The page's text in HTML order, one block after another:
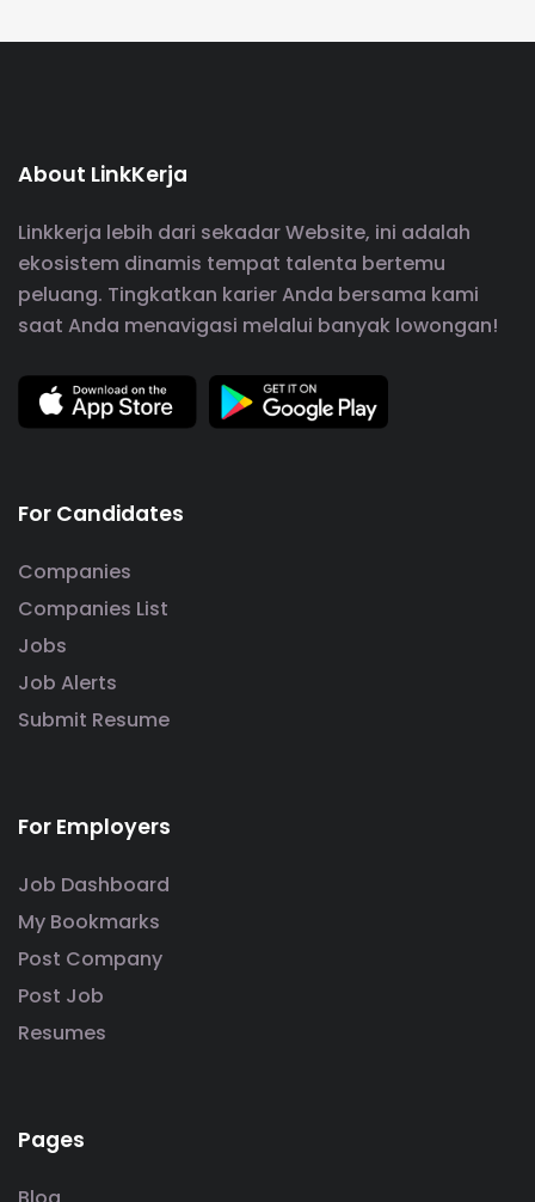
About LinkKerja
Linkkerja lebih dari sekadar Website, ini adalah
ekosistem dinamis tempat talenta bertemu
peluang. Tingkatkan karier Anda bersama kami
saat Anda menavigasi melalui banyak lowongan!
For Candidates
Companies
Companies List
Jobs
Job Alerts
Submit Resume
For Employers
Job Dashboard
My Bookmarks
Post Company
Post Job
Resumes
Pages